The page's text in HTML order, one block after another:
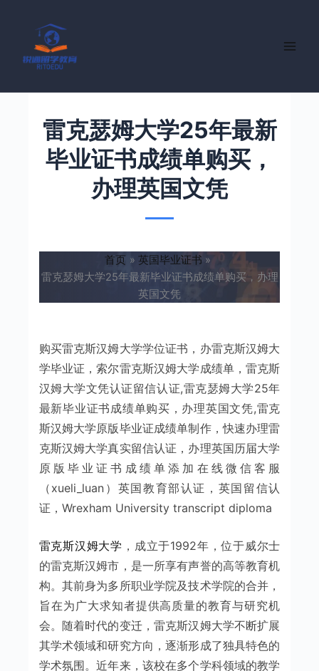
雷克瑟姆大学25年最新
毕业证书成绩单购买，
办理英国文凭
首页
英国毕业证书
雷克瑟姆大学25年最新毕业证书成绩单购买，办理
英国文凭
购买雷克斯汉姆大学学位证书，办雷克斯汉姆大
学毕业证，索尔雷克斯汉姆大学成绩单，雷克斯
汉姆大学文凭认证留信认证,雷克瑟姆大学25年
最新毕业证书成绩单购买，办理英国文凭,雷克
斯汉姆大学原版毕业证成绩单制作，快速办理雷
克斯汉姆大学真实留信认证，办理英国历届大学
原版毕业证书成绩单添加在线微信客服
（xueli_luan）英国教育部认证，英国留信认
证，Wrexham University transcript diploma
雷克斯汉姆大学 ，成立于1992年，位于威尔士
的雷克斯汉姆市，是一所享有声誉的高等教育机
构。其前身为多所职业学院及技术学院的合并，
旨在为广大求知者提供高质量的教育与研究机
会。随着时代的变迁，雷克斯汉姆大学不断扩展
其学术领域和研究方向，逐渐形成了独具特色的
学术氛围。近年来，该校在多个学科领域的教学